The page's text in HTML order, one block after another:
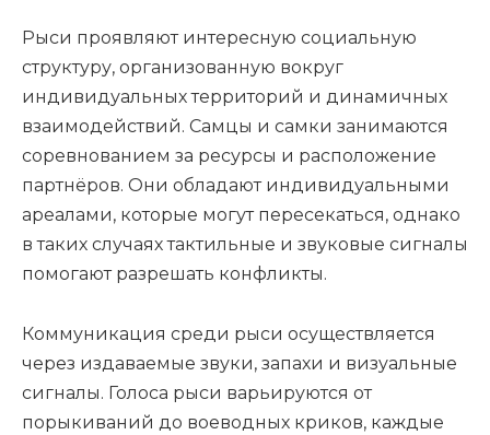
Рыси проявляют интересную социальную
структуру, организованную вокруг
индивидуальных территорий и динамичных
взаимодействий. Самцы и самки занимаются
соревнованием за ресурсы и расположение
партнёров. Они обладают индивидуальными
ареалами, которые могут пересекаться, однако
в таких случаях тактильные и звуковые сигналы
помогают разрешать конфликты.
Коммуникация среди рыси осуществляется
через издаваемые звуки, запахи и визуальные
сигналы. Голоса рыси варьируются от
порыкиваний до воеводных криков, каждые